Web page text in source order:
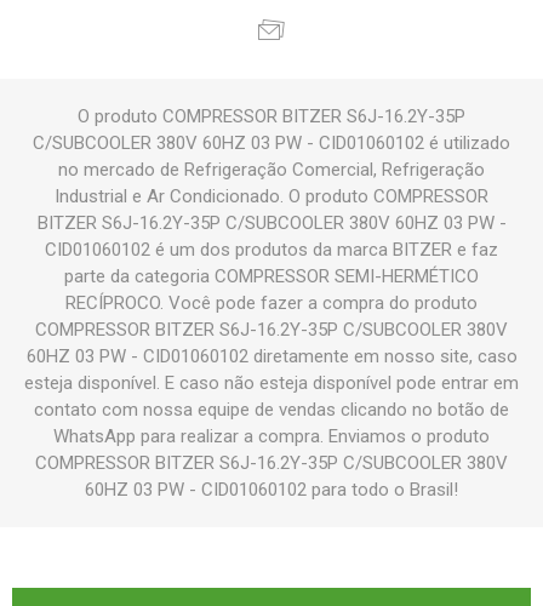
O produto COMPRESSOR BITZER S6J-16.2Y-35P
C/SUBCOOLER 380V 60HZ 03 PW - CID01060102 é utilizado
no mercado de Refrigeração Comercial, Refrigeração
Industrial e Ar Condicionado. O produto COMPRESSOR
BITZER S6J-16.2Y-35P C/SUBCOOLER 380V 60HZ 03 PW -
CID01060102 é um dos produtos da marca BITZER e faz
parte da categoria COMPRESSOR SEMI-HERMÉTICO
RECÍPROCO. Você pode fazer a compra do produto
COMPRESSOR BITZER S6J-16.2Y-35P C/SUBCOOLER 380V
60HZ 03 PW - CID01060102 diretamente em nosso site, caso
esteja disponível. E caso não esteja disponível pode entrar em
contato com nossa equipe de vendas clicando no botão de
WhatsApp para realizar a compra. Enviamos o produto
COMPRESSOR BITZER S6J-16.2Y-35P C/SUBCOOLER 380V
60HZ 03 PW - CID01060102 para todo o Brasil!